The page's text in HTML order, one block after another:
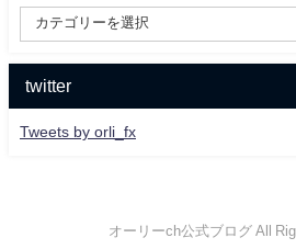
twitter
Tweets by orli_fx
オーリーch公式ブログ All